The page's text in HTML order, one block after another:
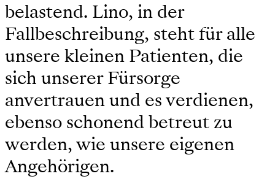
belastend. Lino, in der
Fallbeschreibung, steht für alle
unsere kleinen Patienten, die
sich unserer Fürsorge
anvertrauen und es verdienen,
ebenso schonend betreut zu
werden, wie unsere eigenen
Angehörigen.